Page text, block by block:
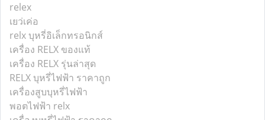
relex
เยว่เค่อ
relx บุหรี่อิเล็กทรอนิกส์
เครื่อง RELX ของแท้
เครื่อง RELX รุ่นล่าสุด
RELX บุหรี่ไฟฟ้า ราคาถูก
เครื่องสูบบุหรี่ไฟฟ้า
พอตไฟฟ้า relx